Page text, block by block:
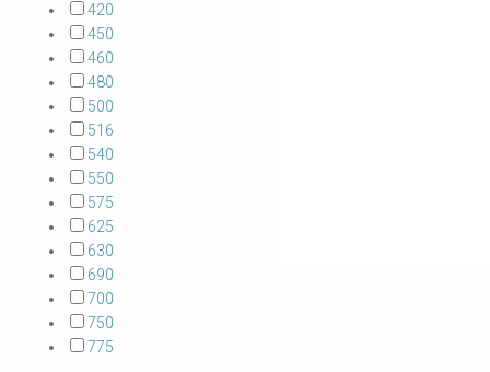
420
450
460
480
500
516
540
550
575
625
630
690
700
750
775